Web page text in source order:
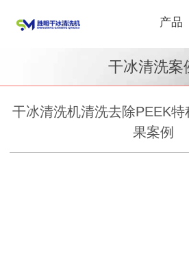
产品
干冰清洗案
干冰清洗机清洗去除PEEK
果案例